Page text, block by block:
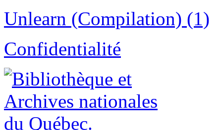
Unlearn (Compilation) (1)
Confidentialité